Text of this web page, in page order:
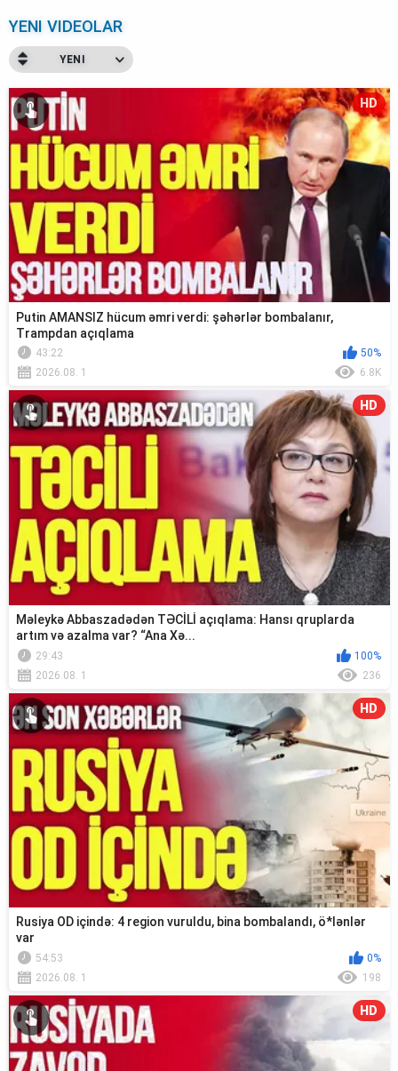
YENI VIDEOLAR
YENI
HD
Putin AMANSIZ hücum əmri verdi: şəhərlər bombalanır,
Trampdan açıqlama
43:22
50%
2026.08. 1
6.8K
HD
Məleykə Abbaszadədən TƏCİLİ açıqlama: Hansı qruplarda
artım və azalma var? “Ana Xə...
29:43
100%
2026.08. 1
236
HD
Rusiya OD içində: 4 region vuruldu, bina bombalandı, ö*lənlər
var
54:53
0%
2026.08. 1
198
HD